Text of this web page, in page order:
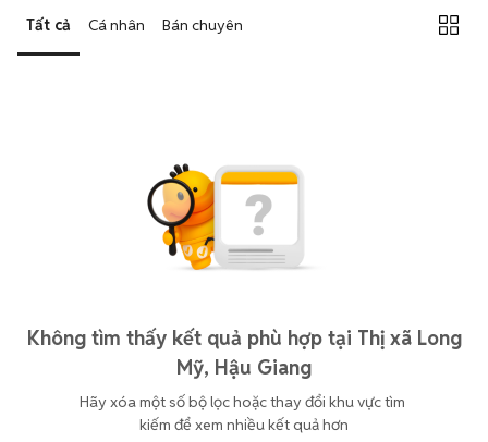
Tất cả Cá nhân Bán chuyên
Không tìm thấy kết quả phù hợp tại Thị xã Long
Mỹ, Hậu Giang
Hãy xóa một số bộ lọc hoặc thay đổi khu vực tìm
kiếm để xem nhiều kết quả hơn